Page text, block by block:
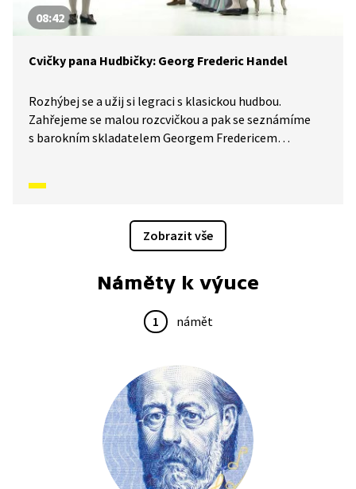
08:42
Cvičky pana Hudbičky: Georg Frederic Handel
Rozhýbej se a užij si legraci s klasickou hudbou.
Zahřejeme se malou rozcvičkou a pak se seznámíme
s barokním skladatelem Georgem Fredericem
Zobrazit vše
Náměty k výuce
1 námět